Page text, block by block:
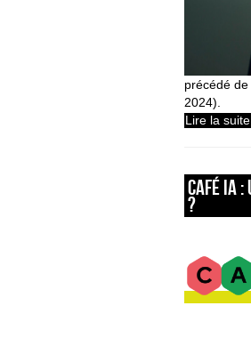
précédé
2024).
Lire la suite
Café IA
?